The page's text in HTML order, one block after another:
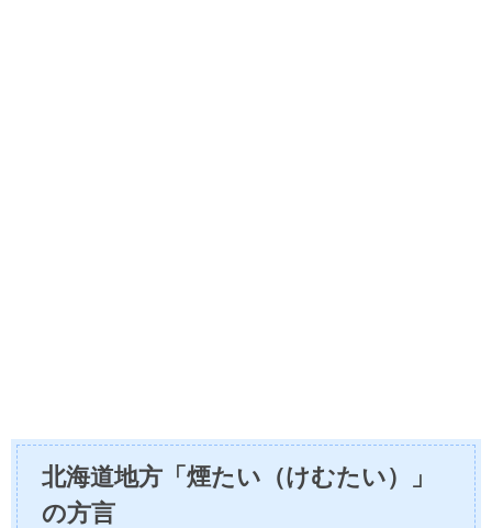
北海道地方「煙たい（けむたい）」
の方言